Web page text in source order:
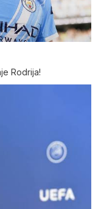
Rodrija!